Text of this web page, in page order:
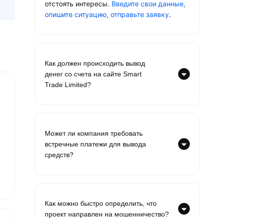
отстоять интересы. Введите свои данные,
опишите ситуацию, отправьте заявку.
Как должен происходить вывод
денег со счета на сайте Smart
Trade Limited?
Может ли компания требовать
встречные платежи для вывода
средств?
Как можно быстро определить, что
проект направлен на мошенничество?